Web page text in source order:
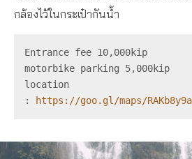
กล้องไว้ในกระเป๋ากันน้ำ
Entrance fee 10,000kip
motorbike parking 5,000kip
location
:
https://goo.gl/maps/